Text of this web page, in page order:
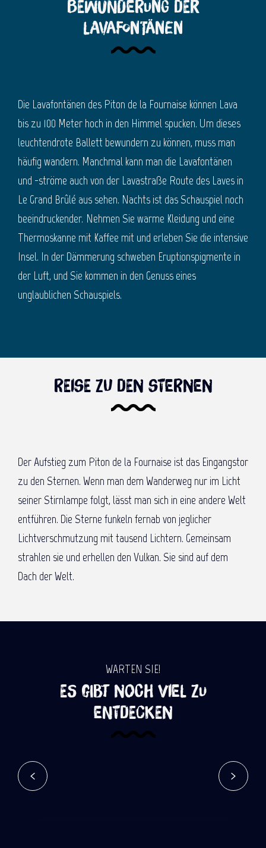
Bewunderung der
Lavafontänen
Die Lavafontänen des Piton de la Fournaise können Lava
bis zu 100 Meter hoch in den Himmel spucken. Um dieses
leuchtendrote Ballett bewundern zu können, muss man
häufig wandern. Manchmal kann man die Lavafontänen
und -ströme auch von der Lavastraße Route des Laves in
Le Grand Brûlé aus sehen. Nachts ist das Schauspiel noch
beeindruckender. Nehmen Sie warme Kleidung und eine
Thermoskanne mit Kaffee mit und erleben Sie die intensive
Insel. In der Dämmerung schweben Eruptionspigmente in
der Luft, und Sie kommen in den Genuss eines
unglaublichen Schauspiels.
Reise zu den Sternen
Der Aufstieg zum Piton de la Fournaise ist das Eingangstor
zu den Sternen. Wenn man dem Wanderweg nur im Licht
seiner Stirnlampe folgt, lässt man sich in eine andere Welt
entführen. Die Sterne funkeln fernab von jeglicher
Lichtverschmutzung mit tausend Lichtern. Gemeinsam
strahlen sie und erhellen den Vulkan. Sie sind auf dem
Dach der Welt.
WARTEN SIE!
Es gibt noch viel zu
entdecken